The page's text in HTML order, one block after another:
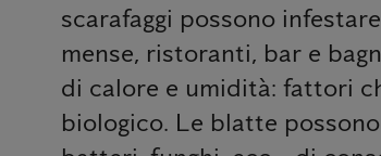
scarafaggi possono
mense, ristoranti, bar e
di calore e umidità: fattori
biologico. Le blatte